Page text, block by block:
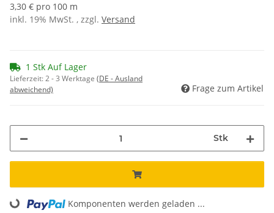
3,30 € pro 100 m
inkl. 19% MwSt. , zzgl. Versand
1 Stk Auf Lager
Lieferzeit:2 - 3 Werktage (DE - Ausland
abweichend)
Frage zum Artikel
Stk
Loading... Komponenten werden geladen ...